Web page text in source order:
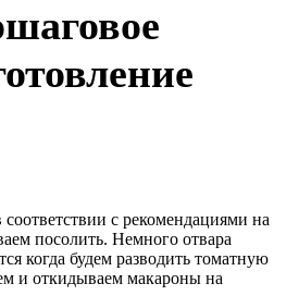
с рекомендациями на
посолить. Немного отвара
когда будем разводить томатную
и откидываем макароны на